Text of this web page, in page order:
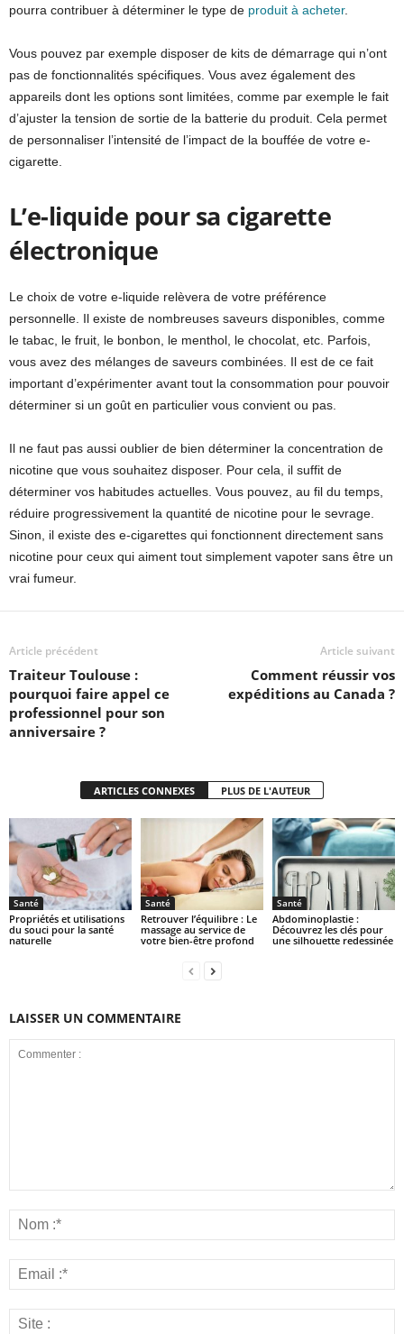
pourra contribuer à déterminer le type de produit à acheter.
Vous pouvez par exemple disposer de kits de démarrage qui n’ont
pas de fonctionnalités spécifiques. Vous avez également des
appareils dont les options sont limitées, comme par exemple le fait
d’ajuster la tension de sortie de la batterie du produit. Cela permet
de personnaliser l’intensité de l’impact de la bouffée de votre e-
cigarette.
L’e-liquide pour sa cigarette
électronique
Le choix de votre e-liquide relèvera de votre préférence
personnelle. Il existe de nombreuses saveurs disponibles, comme
le tabac, le fruit, le bonbon, le menthol, le chocolat, etc. Parfois,
vous avez des mélanges de saveurs combinées. Il est de ce fait
important d’expérimenter avant tout la consommation pour pouvoir
déterminer si un goût en particulier vous convient ou pas.
Il ne faut pas aussi oublier de bien déterminer la concentration de
nicotine que vous souhaitez disposer. Pour cela, il suffit de
déterminer vos habitudes actuelles. Vous pouvez, au fil du temps,
réduire progressivement la quantité de nicotine pour le sevrage.
Sinon, il existe des e-cigarettes qui fonctionnent directement sans
nicotine pour ceux qui aiment tout simplement vapoter sans être un
vrai fumeur.
Article précédent
Traiteur Toulouse :
pourquoi faire appel ce
professionnel pour son
anniversaire ?
Article suivant
Comment réussir vos
expéditions au Canada ?
ARTICLES CONNEXES PLUS DE L'AUTEUR
Santé
Propriétés et utilisations
du souci pour la santé
naturelle
Santé
Retrouver l’équilibre : Le
massage au service de
votre bien-être profond
Santé
Abdominoplastie :
Découvrez les clés pour
une silhouette redessinée
LAISSER UN COMMENTAIRE